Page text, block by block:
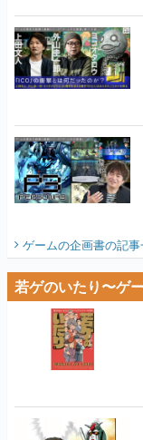
ゲームの企画書の記事
若ゲのいたり〜ゲ